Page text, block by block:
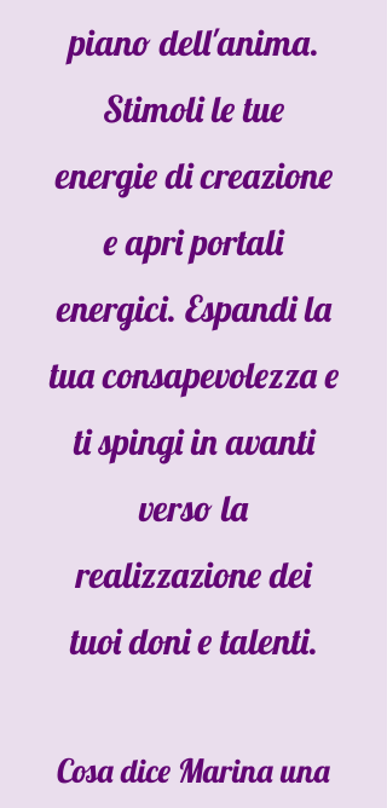
piano dell'anima.
Stimoli le tue
energie di creazione
e apri portali
energici. Espandi la
tua consapevolezza e
ti spingi in avanti
verso la
realizzazione dei
tuoi doni e talenti.
Cosa dice Marina una